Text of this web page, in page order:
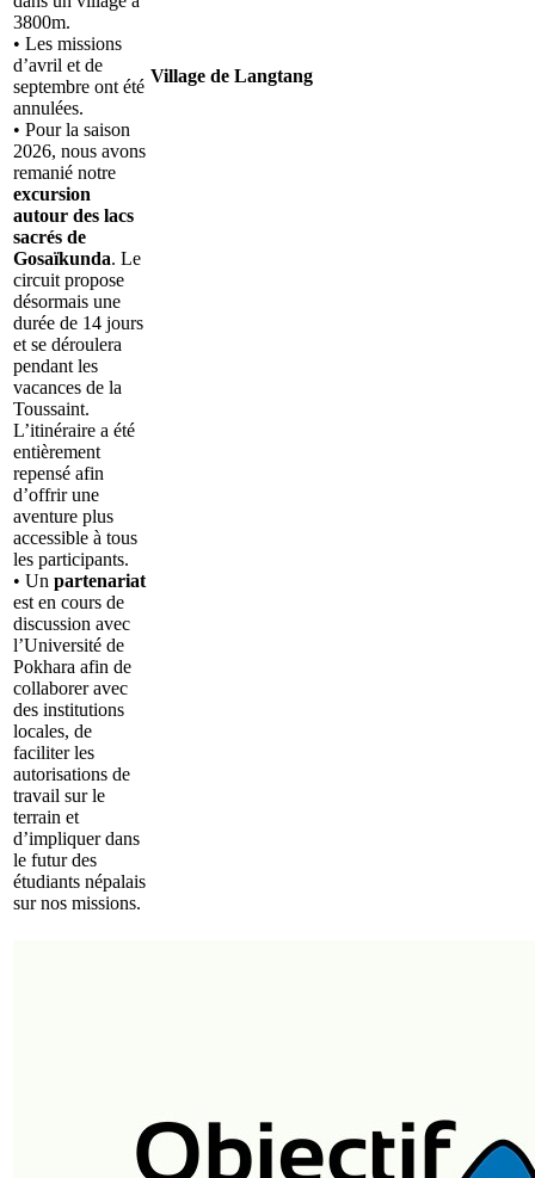
3800m.
• Les missions
d’avril et de
septembre ont été
annulées.
• Pour la saison
2026, nous avons
remanié notre
excursion
autour des lacs
sacrés de
Gosaïkunda. Le
circuit propose
désormais une
durée de 14 jours
et se déroulera
pendant les
vacances de la
Toussaint.
L’itinéraire a été
entièrement
repensé afin
d’offrir une
aventure plus
accessible à tous
les participants.
• Un partenariat
est en cours de
discussion avec
l’Université de
Pokhara afin de
collaborer avec
des institutions
locales, de
faciliter les
autorisations de
travail sur le
terrain et
d’impliquer dans
le futur des
étudiants népalais
sur nos missions.
Village de Langtang